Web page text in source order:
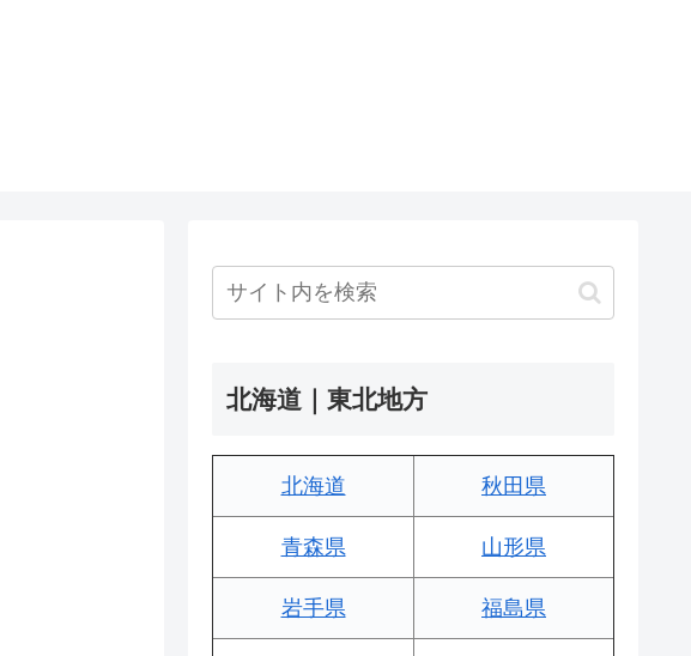
北海道｜東北地方
北海道 秋田県
青森県 山形県
岩手県 福島県